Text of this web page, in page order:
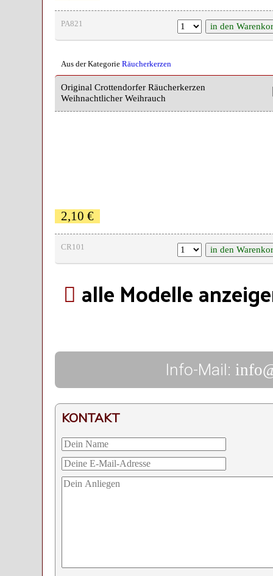
PA821
Aus der Kategorie Räucherkerzen
Original Crottendorfer Räucherkerzen
Weihnachtlicher Weihrauch
2,10 €
CR101
alle Modelle
Info-Mail:
KONTAKT